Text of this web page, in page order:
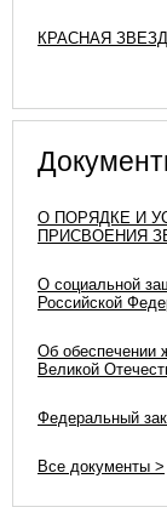
КРАСНАЯ
О ПОРЯДКЕ И
ПРИСВОЕНИЯ
О социальной
Российской
Об обеспечении
Великой
Федеральный
Все документы >